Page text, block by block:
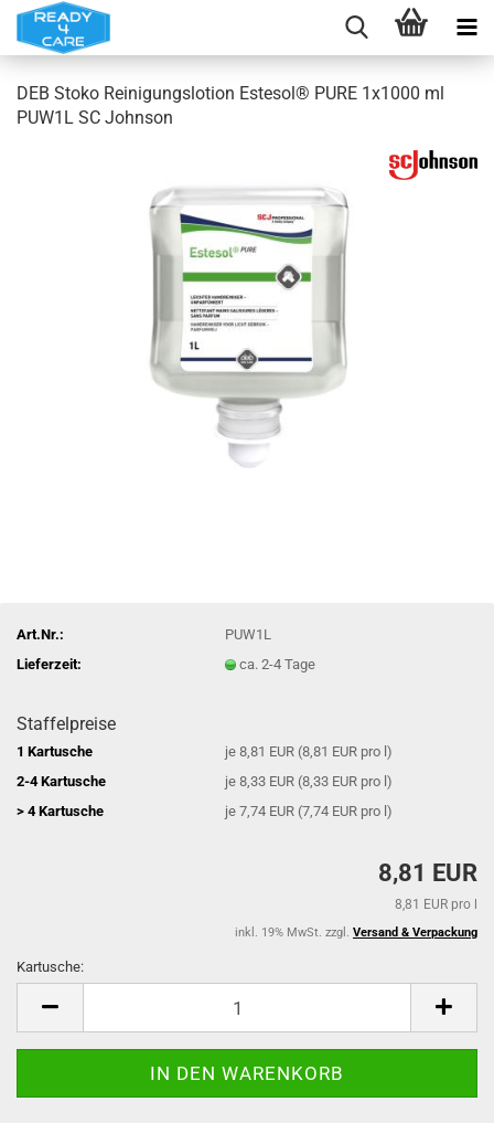
DEB Stoko Reinigungslotion Estesol® PURE 1x1000 ml
PUW1L SC Johnson
Art.Nr.:
PUW1L
Lieferzeit:
ca. 2-4 Tage
Staffelpreise
1 Kartusche
je 8,81 EUR (8,81 EUR pro l)
2-4 Kartusche
je 8,33 EUR (8,33 EUR pro l)
> 4 Kartusche
je 7,74 EUR (7,74 EUR pro l)
8,81 EUR
8,81 EUR pro l
inkl. 19% MwSt. zzgl. Versand & Verpackung
Kartusche: